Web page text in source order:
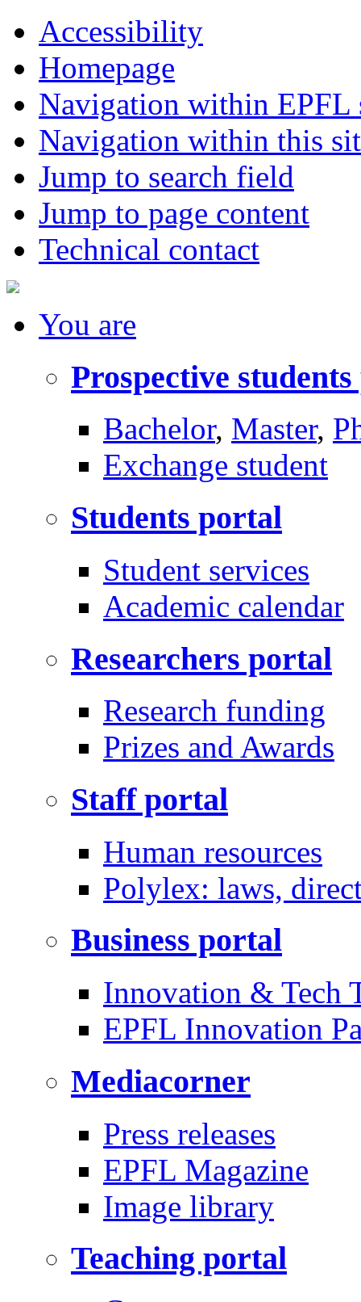
Accessibility
Homepage
Navigation within EPFL
Navigation within this
Jump to search field
Jump to page content
Technical contact
You are
Prospective
Bachelor, Master,
Exchange student
Students portal
Student services
Academic calendar
Researchers portal
Research funding
Prizes and Awards
Staff portal
Human resources
Polylex: laws,
Business portal
Innovation & Tech
EPFL Innovation
Mediacorner
Press releases
EPFL Magazine
Image library
Teaching portal